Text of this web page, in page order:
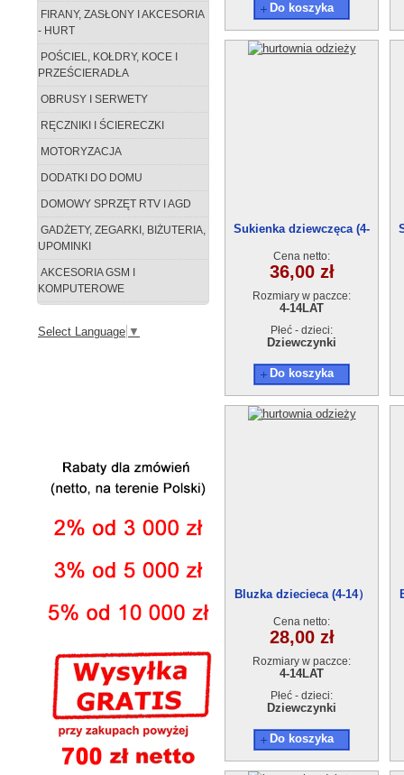
FIRANY, ZASŁONY I AKCESORIA
- HURT
POŚCIEL, KOŁDRY, KOCE I
PRZEŚCIERADŁA
OBRUSY I SERWETY
RĘCZNIKI I ŚCIERECZKI
MOTORYZACJA
DODATKI DO DOMU
DOMOWY SPRZĘT RTV I AGD
GADŻETY, ZEGARKI, BIŻUTERIA,
UPOMINKI
AKCESORIA GSM I
KOMPUTEROWE
Select Language ▼
Do koszyka
Sukienka dziewczęca (4-
Cena netto:
36,00 zł
Rozmiary w paczce:
4-14LAT
Płeć - dzieci:
Dziewczynki
Do koszyka
Bluzka dziecieca (4-14）
Cena netto:
28,00 zł
Rozmiary w paczce:
4-14LAT
Płeć - dzieci:
Dziewczynki
Do koszyka